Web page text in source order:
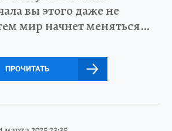
вы этого даже не
мир начнет меняться…
ПРОЧИТАТЬ